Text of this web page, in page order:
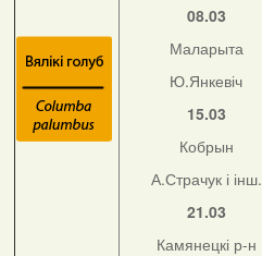
08.03
Маларыта
Ю.Янкевіч
15.03
Кобрын
А.Страчук і інш.
21.03
Камянецкі р-н